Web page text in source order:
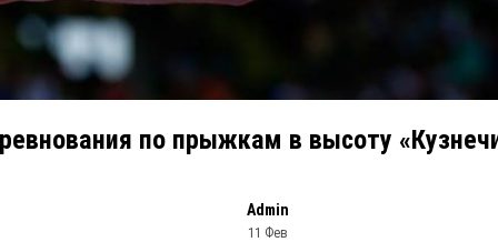
по прыжкам в высоту
Admin
11 Фев